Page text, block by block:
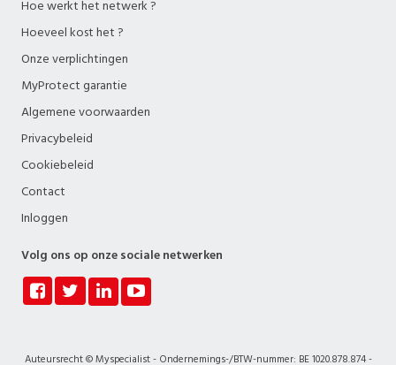
Hoe werkt het netwerk ?
Hoeveel kost het ?
Onze verplichtingen
MyProtect garantie
Algemene voorwaarden
Privacybeleid
Cookiebeleid
Contact
Inloggen
Volg ons op onze sociale netwerken
Auteursrecht © Myspecialist - Ondernemings-/BTW-nummer: BE 1020.878.874 -